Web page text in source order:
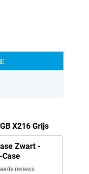
X216 Grijs
Zwart -
reviews